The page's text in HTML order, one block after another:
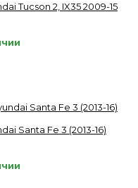
Tucson 2, IX35 2009-15
Santa Fe 3 (2013-16)